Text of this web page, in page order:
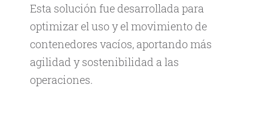
Esta solución fue desarrollada para
optimizar el uso y el movimiento de
contenedores vacíos, aportando más
agilidad y sostenibilidad a las
operaciones.